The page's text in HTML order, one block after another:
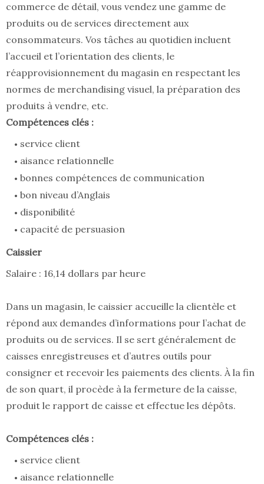
commerce de détail, vous vendez une gamme de
produits ou de services directement aux
consommateurs. Vos tâches au quotidien incluent
l’accueil et l’orientation des clients, le
réapprovisionnement du magasin en respectant les
normes de merchandising visuel, la préparation des
produits à vendre, etc.
Compétences clés :
service client
aisance relationnelle
bonnes compétences de communication
bon niveau d’Anglais
disponibilité
capacité de persuasion
Caissier
Salaire : 16,14 dollars par heure
Dans un magasin, le caissier accueille la clientèle et
répond aux demandes d’informations pour l’achat de
produits ou de services. Il se sert généralement de
caisses enregistreuses et d’autres outils pour
consigner et recevoir les paiements des clients. À la fin
de son quart, il procède à la fermeture de la caisse,
produit le rapport de caisse et effectue les dépôts.
Compétences clés :
service client
aisance relationnelle